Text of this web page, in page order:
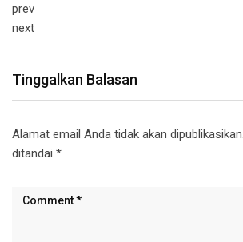
prev
next
Tinggalkan Balasan
Alamat email Anda tidak akan dipublikasikan.
ditandai *